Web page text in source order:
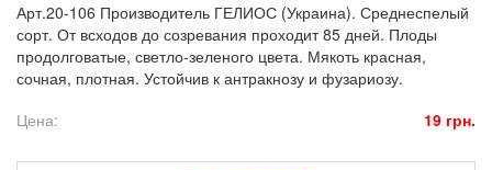
Арт.20-106 Производитель ГЕЛИОС (Украина). Среднеспелый
сорт. От всходов до созревания проходит 85 дней. Плоды
продолговатые, светло-зеленого цвета. Мякоть красная,
сочная, плотная. Устойчив к антракнозу и фузариозу.
Цена:
19 грн.